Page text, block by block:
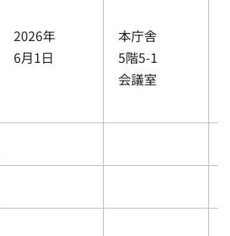
2026年
6月1日
本庁舎
5階5-1
会議室